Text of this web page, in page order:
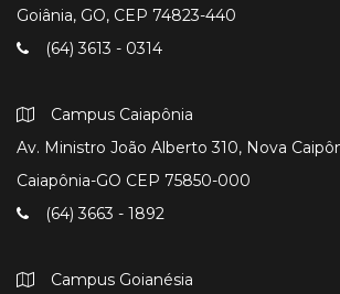
Goiânia, GO, CEP 74823-440
(64) 3613 - 0314
Campus Caiapônia
Av. Ministro João Alberto 310, Nova
Caiapônia-GO CEP 75850-000
(64) 3663 - 1892
Campus Goianésia